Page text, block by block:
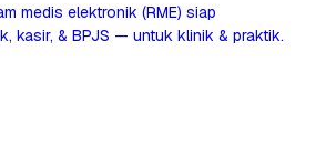
medis elektronik (RME) siap
kasir, & BPJS — untuk klinik & praktik.